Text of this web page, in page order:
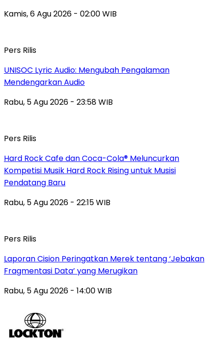
Kamis, 6 Agu 2026 - 02:00 WIB
Pers Rilis
UNISOC Lyric Audio: Mengubah Pengalaman
Mendengarkan Audio
Rabu, 5 Agu 2026 - 23:58 WIB
Pers Rilis
Hard Rock Cafe dan Coca-Cola® Meluncurkan
Kompetisi Musik Hard Rock Rising untuk Musisi
Pendatang Baru
Rabu, 5 Agu 2026 - 22:15 WIB
Pers Rilis
Laporan Cision Peringatkan Merek tentang ‘Jebakan
Fragmentasi Data’ yang Merugikan
Rabu, 5 Agu 2026 - 14:00 WIB